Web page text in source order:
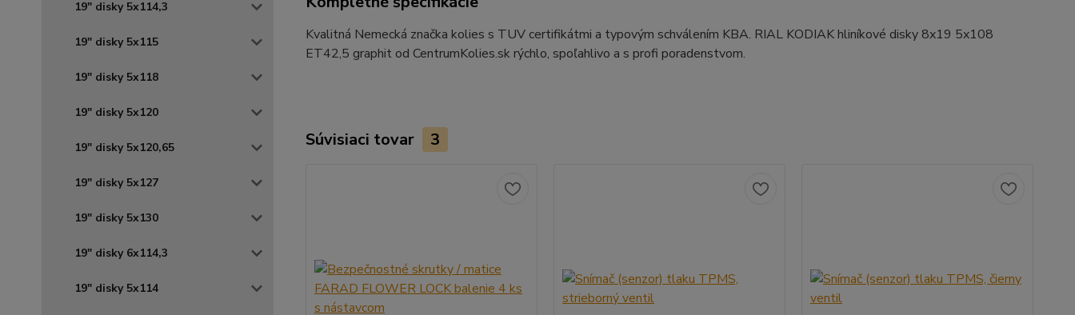
19" disky 5x114,3
19" disky 5x115
19" disky 5x118
19" disky 5x120
19" disky 5x120,65
19" disky 5x127
19" disky 5x130
19" disky 6x114,3
19" disky 5x114
Kvalitná Nemecká značka kolies s TUV certifikátmi a typovým schválením KBA. RIAL KODIAK hliníkové disky 8x19 5x108
ET42,5 graphit od CentrumKolies.sk rýchlo, spoľahlivo a s profi poradenstvom.
Súvisiaci tovar 3